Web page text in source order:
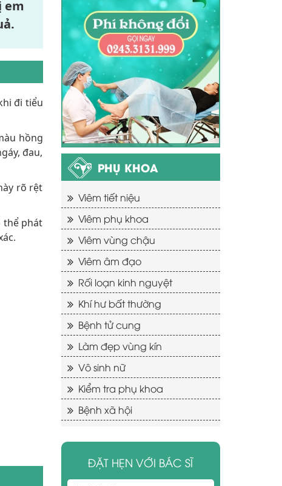
em
đi tiểu
hồng
đau,
rõ rệt
thể phát
PHỤ KHOA
Viêm tiết niệu
Viêm phụ khoa
Viêm vùng chậu
Viêm âm đạo
Rối loạn kinh nguyệt
Khí hư bất thường
Bệnh tử cung
Làm đẹp vùng kín
Vô sinh nữ
Kiểm tra phụ khoa
Bệnh xã hội
ĐẶT HẸN VỚI BÁC SĨ